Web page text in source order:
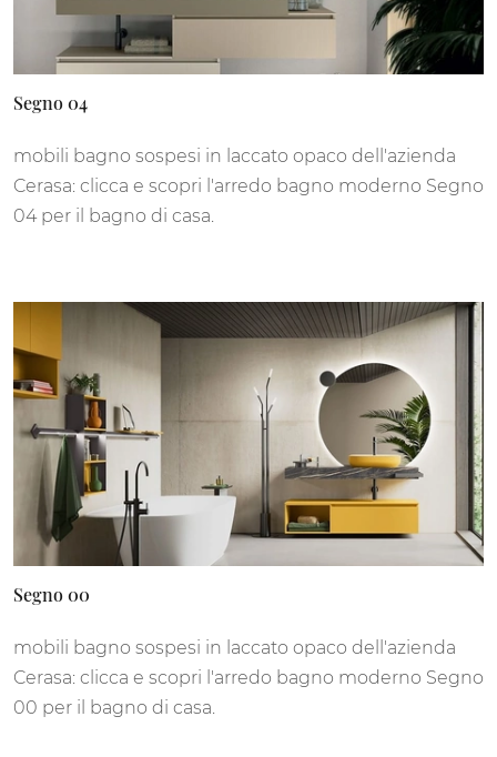
Segno 04
mobili bagno sospesi in laccato opaco dell'azienda
Cerasa: clicca e scopri l'arredo bagno moderno Segno
04 per il bagno di casa.
Segno 00
mobili bagno sospesi in laccato opaco dell'azienda
Cerasa: clicca e scopri l'arredo bagno moderno Segno
00 per il bagno di casa.